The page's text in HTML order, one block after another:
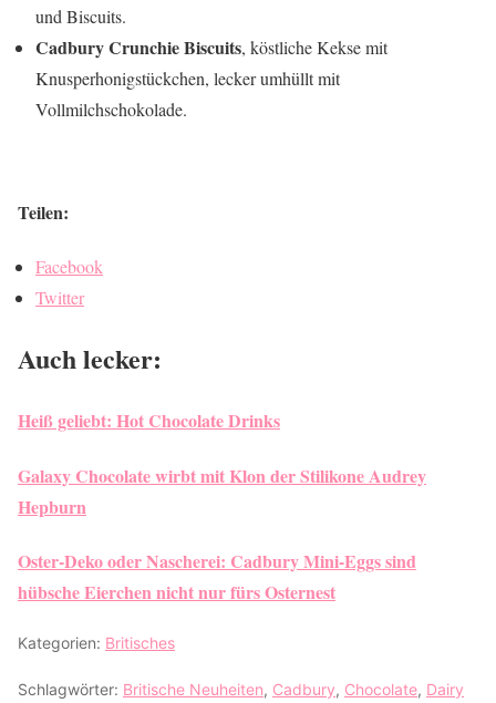
und Biscuits.
Cadbury Crunchie Biscuits, köstliche Kekse mit
Knusperhonigstückchen, lecker umhüllt mit
Vollmilchschokolade.
Teilen:
Facebook
Twitter
Auch lecker:
Heiß geliebt: Hot Chocolate Drinks
Galaxy Chocolate wirbt mit Klon der Stilikone Audrey
Hepburn
Oster-Deko oder Nascherei: Cadbury Mini-Eggs sind
hübsche Eierchen nicht nur fürs Osternest
Kategorien: Britisches
Schlagwörter: Britische Neuheiten, Cadbury, Chocolate, Dairy